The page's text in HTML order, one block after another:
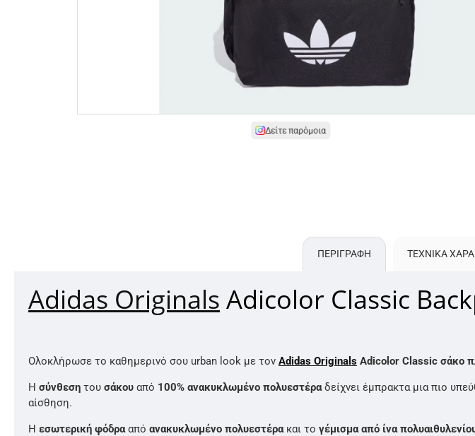
Δείτε παρόμοια
ΠΕΡΙΓΡΑΦΗ ΤΕΧΝΙΚΑ
Adidas Originals Adicolor Classic
Ολοκλήρωσε το καθημερινό σου urban look με τον Adidas Originals Adicolor Classic σάκο
Η σύνθεση του σάκου από 100% ανακυκλωμένο πολυεστέραδείχνει έμπρακτα μια πιο
αίσθηση.
Η εσωτερική φόδρααπό ανακυκλωμένο πολυεστέρακαι το γέμισμα από ίνα